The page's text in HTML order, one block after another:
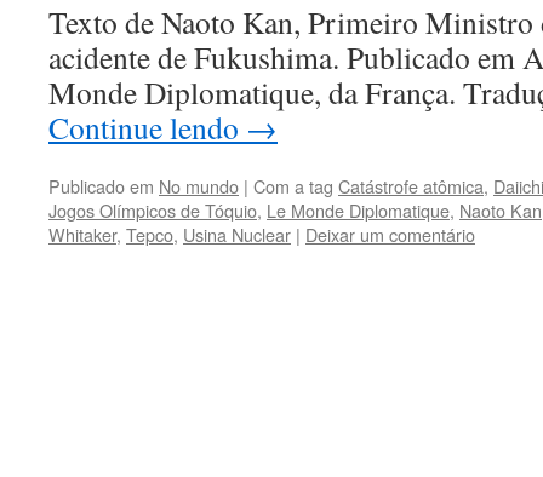
Texto de Naoto Kan, Primeiro Ministro
acidente de Fukushima. Publicado em
Monde Diplomatique, da França.
Continue lendo →
Publicado em No mundo | Com a tag Catástrofe atômica, Daiichi
Jogos Olímpicos de Tóquio, Le Monde Diplomatique, Naoto Kan
Whitaker, Tepco, Usina Nuclear | Deixar um comentário